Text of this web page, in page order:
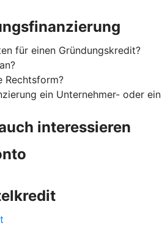
für einen Gründungskredit?
Rechtsform?
ein Unternehmer- oder ein
interessieren